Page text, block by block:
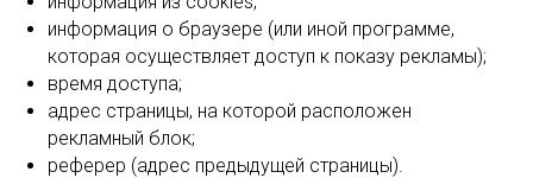
информация о браузере (или иной программе,
которая осуществляет доступ к показу рекламы);
время доступа;
адрес страницы, на которой расположен
рекламный блок;
реферер (адрес предыдущей страницы).